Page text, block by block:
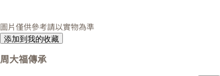
圖片僅供參考請以實物為準
添加到我的收藏
周大福傳承